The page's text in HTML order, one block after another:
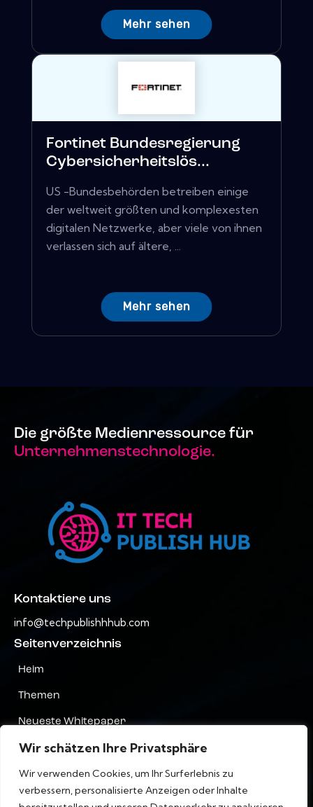
Wir schätzen Ihre Privatsphäre
Wir verwenden Cookies, um Ihr Surferlebnis zu
verbessern, personalisierte Anzeigen oder Inhalte
Mehr sehen
Fortinet Bundesregierung
Cybersicherheitslös...
US -Bundesbehörden betreiben einige
der weltweit größten und komplexesten
digitalen Netzwerke, aber viele von ihnen
verlassen sich auf ältere, ...
Mehr sehen
Die größte Medienressource für
Unternehmenstechnologie.
Kontaktiere uns
info@techpublishhhub.com
Seitenverzeichnis
Heim
Themen
Neueste Whitepaper
Unternehmen AZ
Kontaktiere uns